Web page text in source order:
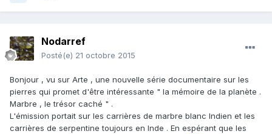
Nodarref
Posté(e) 21 octobre 2015
Bonjour , vu sur Arte , une nouvelle série documentaire sur les
pierres qui promet d'être intéressante " la mémoire de la planète .
Marbre , le trésor caché " .
L'émission portait sur les carrières de marbre blanc Indien et les
carrières de serpentine toujours en Inde . En espérant que les